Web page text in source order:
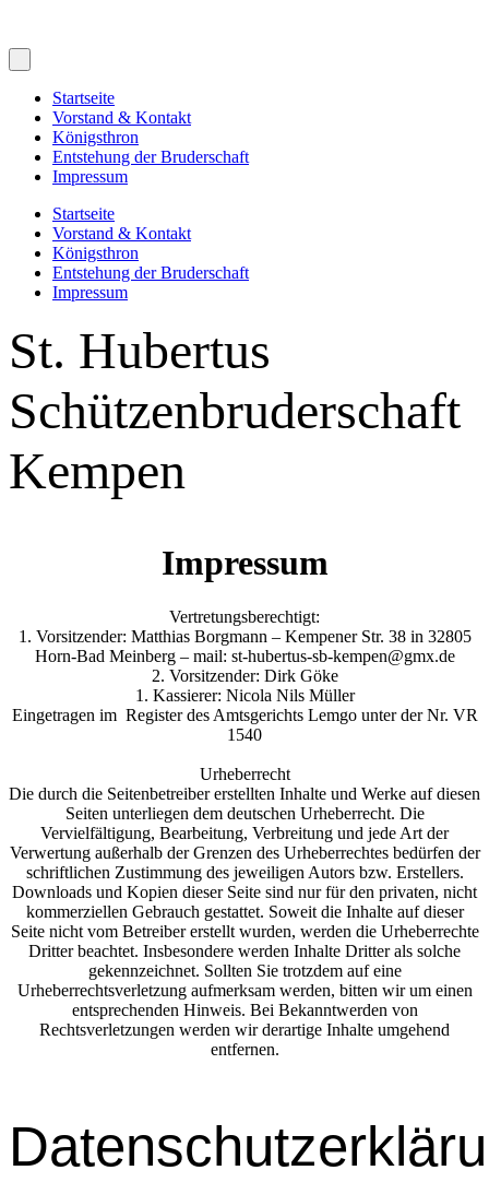
Startseite
Vorstand & Kontakt
Königsthron
Entstehung der Bruderschaft
Impressum
Startseite
Vorstand & Kontakt
Königsthron
Entstehung der Bruderschaft
Impressum
St. Hubertus
Schützenbruderschaft
Kempen
Impressum
Vertretungsberechtigt:
1. Vorsitzender: Matthias Borgmann – Kempener Str. 38 in 32805
Horn-Bad Meinberg – mail: st-hubertus-sb-kempen@gmx.de
2. Vorsitzender: Dirk Göke
1. Kassierer: Nicola Nils Müller
Eingetragen im Register des Amtsgerichts Lemgo unter der Nr. VR
1540
Urheberrecht
Die durch die Seitenbetreiber erstellten Inhalte und Werke auf diesen
Seiten unterliegen dem deutschen Urheberrecht. Die
Vervielfältigung, Bearbeitung, Verbreitung und jede Art der
Verwertung außerhalb der Grenzen des Urheberrechtes bedürfen der
schriftlichen Zustimmung des jeweiligen Autors bzw. Erstellers.
Downloads und Kopien dieser Seite sind nur für den privaten, nicht
kommerziellen Gebrauch gestattet. Soweit die Inhalte auf dieser
Seite nicht vom Betreiber erstellt wurden, werden die Urheberrechte
Dritter beachtet. Insbesondere werden Inhalte Dritter als solche
gekennzeichnet. Sollten Sie trotzdem auf eine
Urheberrechtsverletzung aufmerksam werden, bitten wir um einen
entsprechenden Hinweis. Bei Bekanntwerden von
Rechtsverletzungen werden wir derartige Inhalte umgehend
entfernen.